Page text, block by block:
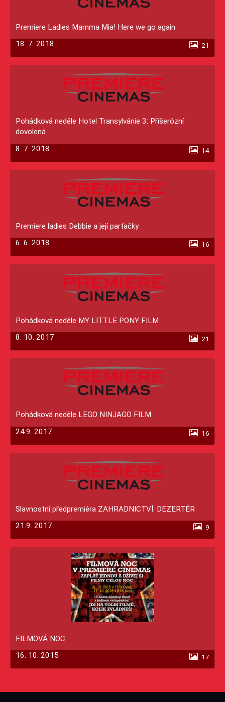
Premiere Ladies Mamma Mia! Here we go again
21
18. 7. 2018
Pohádková neděle Hotel Transylvánie 3: Příšerózní
dovolená
14
8. 7. 2018
Premiere ladies Debbie a její parťačky
16
6. 6. 2018
Pohádková neděle MY LITTLE PONY FILM
21
8. 10. 2017
Pohádková neděle LEGO NINJAGO FILM
16
24.9. 2017
Slavnostní předpremiéra ZAHRADNICTVÍ: DEZERTÉR
9
21.9. 2017
FILMOVÁ NOC
17
16. 10. 2015